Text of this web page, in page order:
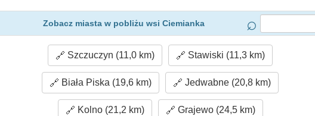
Zobacz miasta w pobliżu wsi Ciemianka
Szczuczyn (11,0 km) Stawiski (11,3 km)
Biała Piska (19,6 km) Jedwabne (20,8 km)
Kolno (21,2 km) Grajewo (24,5 km)